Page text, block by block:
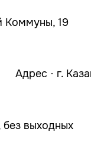
Коммуны, 19
Адрес · г.
выходных